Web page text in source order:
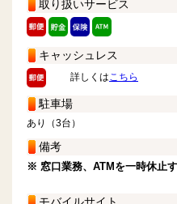
取り扱いサービス
キャッシュレス
詳しくはこちら
駐車場
あり（3台）
備考
※ 窓口業務、ATMを一時休止す